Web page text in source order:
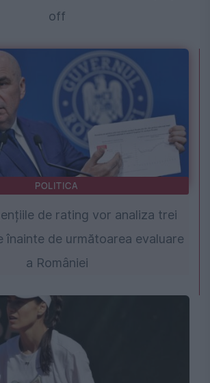
off
POLITICA
de rating vor analiza trei
înainte de următoarea evaluare
a României